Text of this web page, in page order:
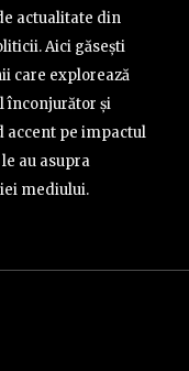
actualitate din
Aici găsești
care explorează
înconjurător și
accent pe impactul
au asupra
mediului.